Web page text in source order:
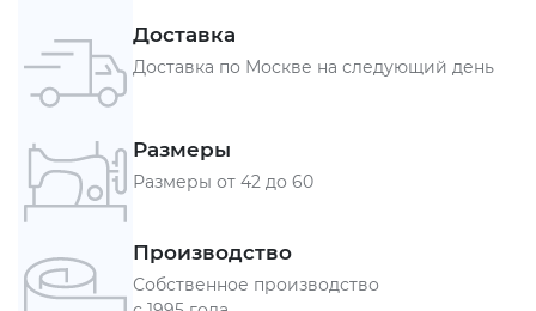
Доставка
Доставка по Москве на следующий день
Размеры
Размеры от 42 до 60
Производство
Собственное производство